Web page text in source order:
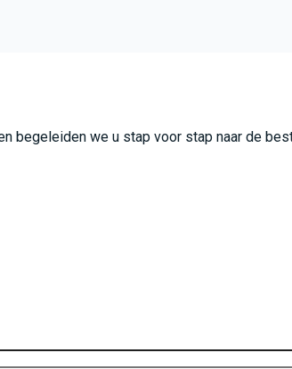
begeleiden we u stap voor stap naar de